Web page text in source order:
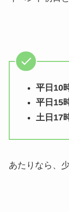
平日10
平日15
土日17
あたりなら、